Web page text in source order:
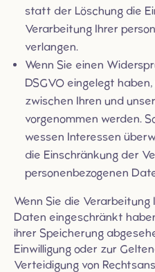
statt der Löschung die
Verarbeitung Ihrer
verlangen.
Wenn Sie einen
DSGVO eingelegt
zwischen Ihren und
vorgenommen werden.
wessen Interessen
die Einschränkung der
personenbezogenen
Wenn Sie die Verarbeitung
Daten eingeschränkt
ihrer Speicherung
Einwilligung oder zur
Verteidigung von